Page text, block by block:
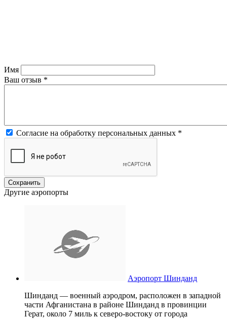
Имя
Ваш отзыв *
Согласие на обработку персональных данных *
Другие аэропорты
Аэропорт Шинданд
Шинданд — военный аэродром, расположен в западной
части Афганистана в районе Шинданд в провинции
Герат, около 7 миль к северо-востоку от города